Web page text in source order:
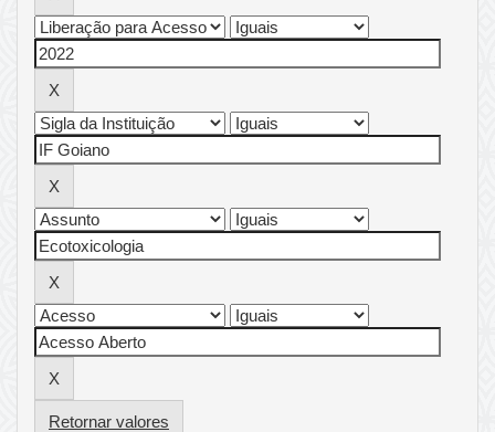
Retornar valores